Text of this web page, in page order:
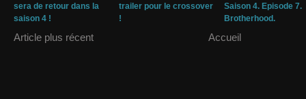
sera de retour dans la
saison 4 !
trailer pour le crossover
!
Saison 4. Episode 7.
Brotherhood.
Article plus récent Accueil